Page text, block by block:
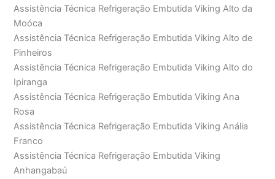
Assistência Técnica Refrigeração Embutida Viking Alto da
Moóca
Assistência Técnica Refrigeração Embutida Viking Alto de
Pinheiros
Assistência Técnica Refrigeração Embutida Viking Alto do
Ipiranga
Assistência Técnica Refrigeração Embutida Viking Ana
Rosa
Assistência Técnica Refrigeração Embutida Viking Anália
Franco
Assistência Técnica Refrigeração Embutida Viking
Anhangabaú